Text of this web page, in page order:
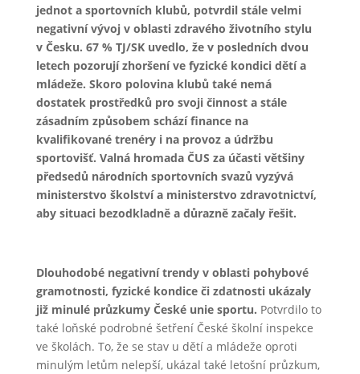
jednot a sportovních klubů, potvrdil stále velmi
negativní vývoj v oblasti zdravého životního stylu
v Česku. 67 % TJ/SK uvedlo, že v posledních dvou
letech pozorují zhoršení ve fyzické kondici dětí a
mládeže. Skoro polovina klubů také nemá
dostatek prostředků pro svoji činnost a stále
zásadním způsobem schází finance na
kvalifikované trenéry i na provoz a údržbu
sportovišť. Valná hromada ČUS za účasti většiny
předsedů národních sportovních svazů vyzývá
ministerstvo školství a ministerstvo zdravotnictví,
aby situaci bezodkladně a důrazně začaly řešit.
Dlouhodobé negativní trendy v oblasti pohybové
gramotnosti, fyzické kondice či zdatnosti ukázaly
již minulé průzkumy České unie sportu. Potvrdilo to
také loňské podrobné šetření České školní inspekce
ve školách. To, že se stav u dětí a mládeže oproti
minulým letům nelepší, ukázal také letošní průzkum,